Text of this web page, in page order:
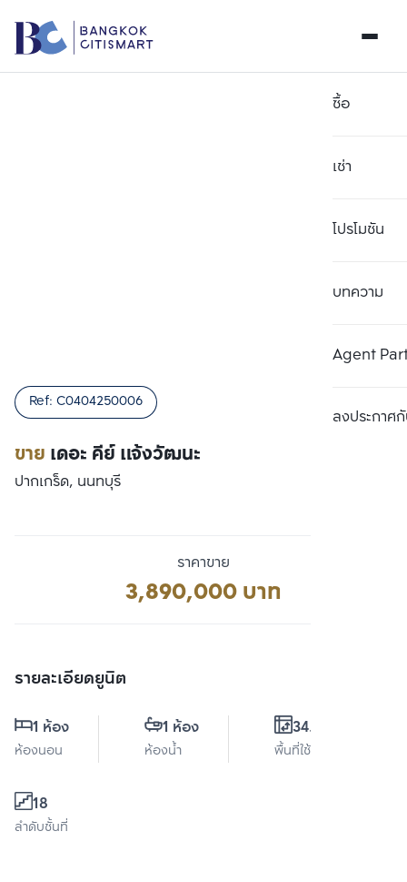
ซื้อ
เช่า
โปรโมชัน
บทความ
Agent
ลงประกาศกั
ขาย เดอะ คีย์ แจ้งวัฒนะ
Ref: C0404250006
ปากเกร็ด, นนทบุรี
ราคาขาย
3,890,000 บาท
รายละเอียดยูนิต
1 ห้อง
ห้องนอน
1 ห้อง
ห้องน้ำ
34.5 ตร.ม.
พื้นที่ใช้สอย
18
ลำดับชั้นที่
เปรียบเทียบ